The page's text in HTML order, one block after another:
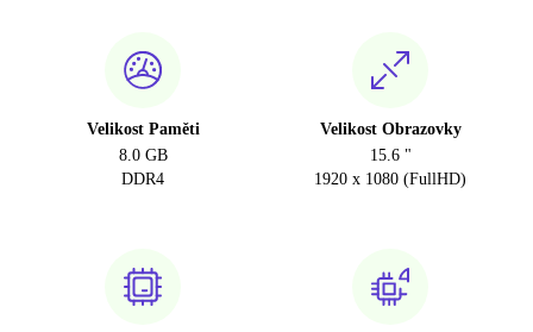
Velikost Paměti
8.0 GB
DDR4
Velikost Obrazovky
15.6 "
1920 x 1080 (FullHD)